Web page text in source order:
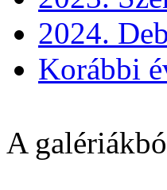
2024.
Korábbi
A